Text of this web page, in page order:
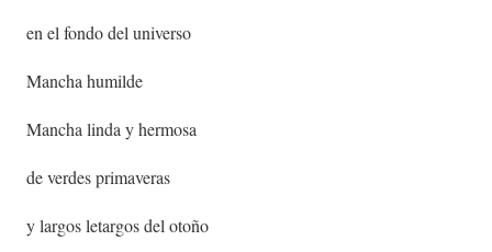
en el fondo del universo
Mancha humilde
Mancha linda y hermosa
de verdes primaveras
y largos letargos del otoño